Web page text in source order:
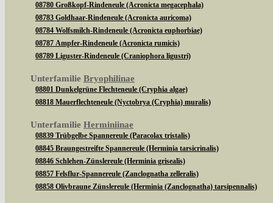
08780 Großkopf-Rindeneule (Acronicta megacephala)
08783 Goldhaar-Rindeneule (Acronicta auricoma)
08784 Wolfsmilch-Rindeneule (Acronicta euphorbiae)
08787 Ampfer-Rindeneule (Acronicta rumicis)
08789 Liguster-Rindeneule (Craniophora ligustri)
Unterfamilie Bryophilinae
08801 Dunkelgrüne Flechteneule (Cryphia algae)
08818 Mauerflechteneule (Nyctobrya (Cryphia) muralis)
Unterfamilie Herminiinae
08839 Trübgelbe Spannereule (Paracolax tristalis)
08845 Braungestreifte Spannereule (Herminia tarsicrinalis)
08846 Schlehen-Zünslereule (Herminia grisealis)
08857 Felsflur-Spannereule (Zanclognatha zelleralis)
08858 Olivbraune Zünslereule (Herminia (Zanclognatha) tarsipennalis)